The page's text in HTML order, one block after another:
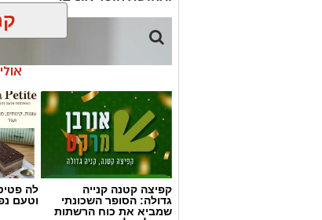
קפיצה קטנה קנייה
גדולה: הסופר השכונתי
שמביא את כוח הרשתות
לה
וטעם